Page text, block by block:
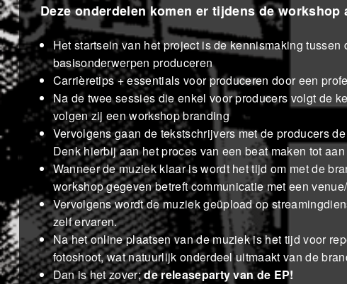
Deze onderdelen komen er tijdens de workshop
Het startsein van het project is de kennismaking
basisonderwerpen produceren
Carrièretips + essentials voor produceren door een
Na de twee sessies die enkel voor producers volgt de
volgen zij een workshop branding
Vervolgens gaan de tekstschrijvers met de producers
Denk hierbij aan het proces van een beat maken tot
Wanneer de muziek klaar is wordt het tijd om met de
workshop gegeven betreft communicatie met een
Vervolgens wordt de muziek geüpload op
zelf ervaren.
Na het online plaatsen van de muziek is het tijd voor
fotoshoot, wat natuurlijk onderdeel uitmaakt van de
Dan is het zover;de releaseparty van de EP!